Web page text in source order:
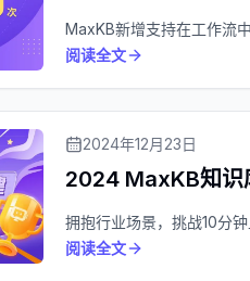
MaxKB新增支持在工作流
阅读全文
2024年12月23日
2024 MaxKB知识
拥抱行业场景，挑战10分钟
阅读全文